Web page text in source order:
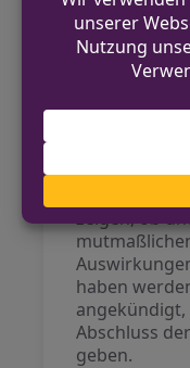
Ausblick
Stadt
2025. Die
zeigen, ob
haben
angekündigt,
Abschluss
geben.